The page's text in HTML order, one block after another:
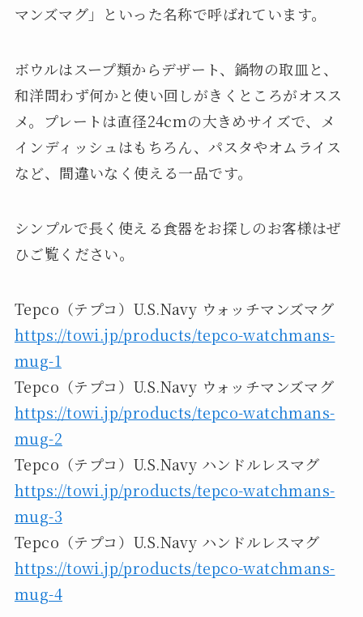
マンズマグ」といった名称で呼ばれています。
ボウルはスープ類からデザート、鍋物の取皿と、
和洋問わず何かと使い回しがきくところがオスス
メ。プレートは直径24cmの大きめサイズで、メ
インディッシュはもちろん、パスタやオムライス
など、間違いなく使える一品です。
シンプルで長く使える食器をお探しのお客様はぜ
ひご覧ください。
Tepco（テプコ）U.S.Navy ウォッチマンズマグ
https://towi.jp/products/tepco-watchmans-
mug-1
Tepco（テプコ）U.S.Navy ウォッチマンズマグ
https://towi.jp/products/tepco-watchmans-
mug-2
Tepco（テプコ）U.S.Navy ハンドルレスマグ
https://towi.jp/products/tepco-watchmans-
mug-3
Tepco（テプコ）U.S.Navy ハンドルレスマグ
https://towi.jp/products/tepco-watchmans-
mug-4